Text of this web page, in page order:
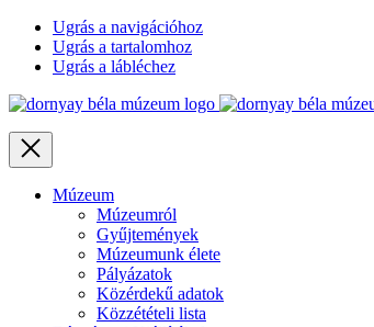
Ugrás a navigációhoz
Ugrás a tartalomhoz
Ugrás a lábléchez
Close
Múzeum
Múzeumról
Gyűjtemények
Múzeumunk élete
Pályázatok
Közérdekű adatok
Közzétételi lista